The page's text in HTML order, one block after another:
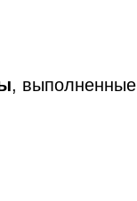
, выполненные